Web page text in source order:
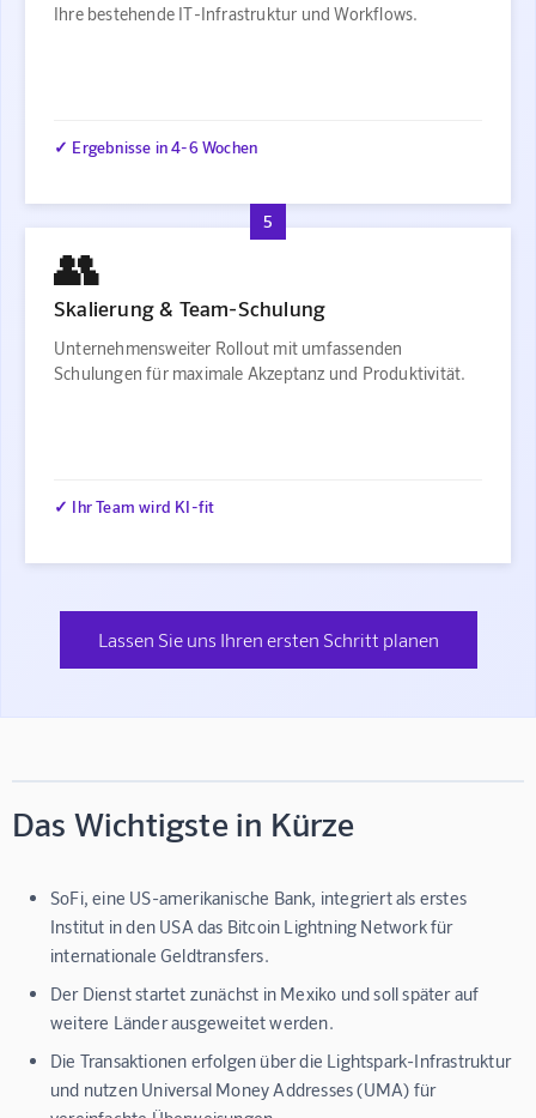
Ihre bestehende IT-Infrastruktur und Workflows.
✓ Ergebnisse in 4-6 Wochen
5
👥
Skalierung & Team-Schulung
Unternehmensweiter Rollout mit umfassenden
Schulungen für maximale Akzeptanz und Produktivität.
✓ Ihr Team wird KI-fit
Lassen Sie uns Ihren ersten Schritt planen
Das Wichtigste in Kürze
SoFi, eine US-amerikanische Bank, integriert als erstes
Institut in den USA das Bitcoin Lightning Network für
internationale Geldtransfers.
Der Dienst startet zunächst in Mexiko und soll später auf
weitere Länder ausgeweitet werden.
Die Transaktionen erfolgen über die Lightspark-Infrastruktur
und nutzen Universal Money Addresses (UMA) für